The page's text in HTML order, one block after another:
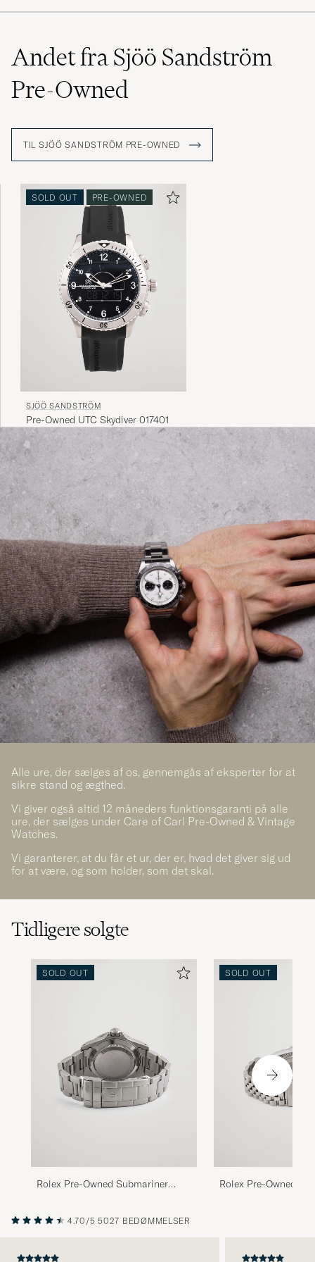
Andet fra Sjöö Sandström
Pre-Owned
TIL SJÖÖ SANDSTRÖM PRE-OWNED
SOLD OUT PRE-OWNED
SJÖÖ SANDSTRÖM
Pre-Owned UTC Skydiver 017401
Alle ure, der sælges af os, gennemgås af eksperter for at
sikre stand og ægthed.
Vi giver også altid 12 måneders funktionsgaranti på alle
ure, der sælges under Care of Carl Pre-Owned & Vintage
Watches.
Vi garanterer, at du får et ur, der er, hvad det giver sig ud
for at være, og som holder, som det skal.
Tidligere solgte
SOLD OUT
Rolex Pre-Owned Submariner
SOLD OUT
Rolex Pre-Owned
4.70/5 5027 BEDØMMELSER